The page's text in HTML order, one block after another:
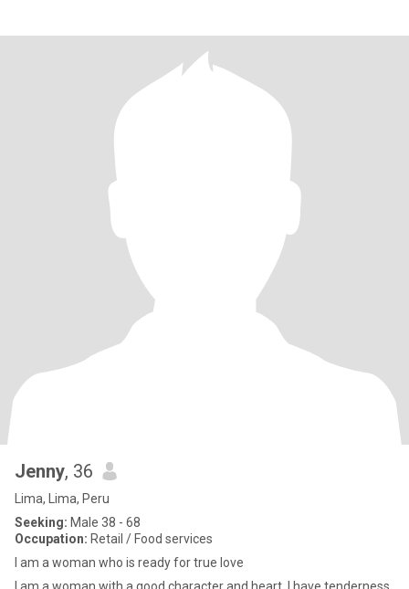
Jenny, 36
Lima, Lima, Peru
Seeking: Male 38 - 68
Occupation: Retail / Food services
I am a woman who is ready for true love